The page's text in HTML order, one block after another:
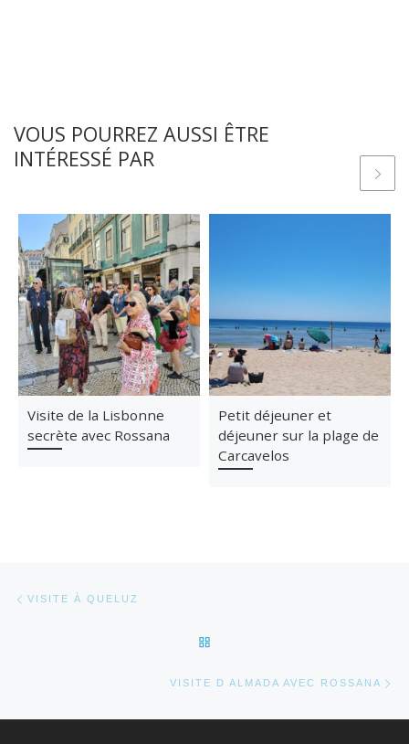
VOUS POURREZ AUSSI ÊTRE
INTÉRESSÉ PAR
Visite de la Lisbonne
secrète avec Rossana
Petit déjeuner et
déjeuner sur la plage de
Carcavelos
Parcourir les articles
VISITE À QUELUZ
VISITE D ALMADA AVEC ROSSANA